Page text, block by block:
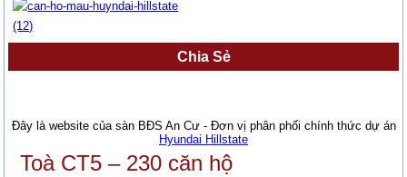
Chia Sẻ
Đây là website của sàn BĐS An Cư - Đơn vị phân phối chính thức dự án
Hyundai Hillstate
Toà CT5 – 230 căn hộ